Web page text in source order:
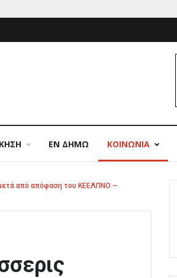
ΕΝ ΔΗΜΩ ΚΟΙΝΩΝΙΑ
μετά από απόφαση του ΚΕΕΛΠΝΟ –